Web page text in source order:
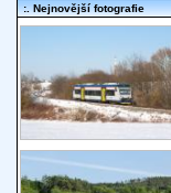
:. Nejnovější fotografie